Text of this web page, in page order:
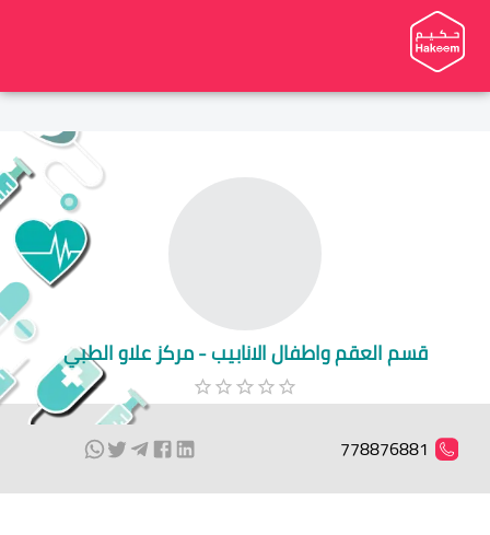
قسم العقم واطفال الانابيب - مركز علاو الطبي
778876881